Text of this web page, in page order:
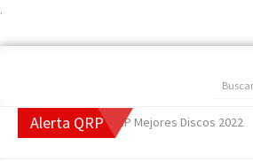
.
Buscar
Alerta QRP#TopQRP Mejores Discos 2022